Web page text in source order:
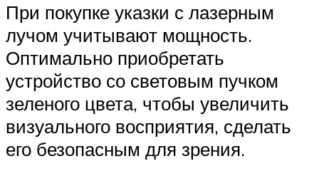
При покупке указки с лазерным
лучом учитывают мощность.
Оптимально приобретать
устройство со световым пучком
зеленого цвета, чтобы увеличить
визуального восприятия, сделать
его безопасным для зрения.